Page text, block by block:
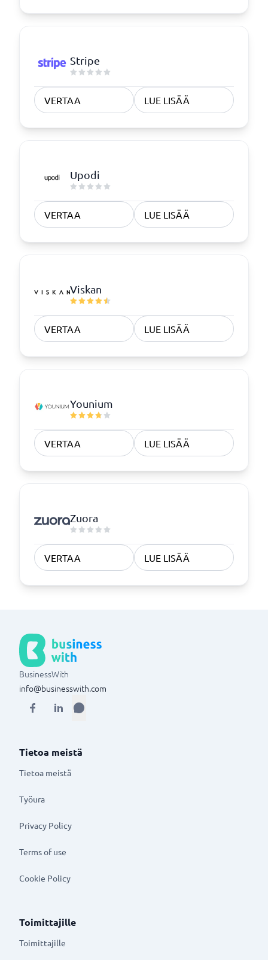
Stripe
VERTAA LUE LISÄÄ
Upodi
VERTAA LUE LISÄÄ
Viskan
VERTAA LUE LISÄÄ
Younium
VERTAA LUE LISÄÄ
Zuora
VERTAA LUE LISÄÄ
BusinessWith
info@businesswith.com
Tietoa meistä
Tietoa meistä
Työura
Privacy Policy
Terms of use
Cookie Policy
Toimittajille
Toimittajille